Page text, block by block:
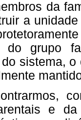
da
a
do grupo
sistema,
e